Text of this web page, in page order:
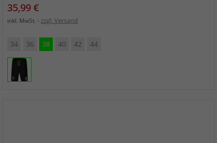
Preis
35,99 €
inkl. MwSt. zzgl. Versand
34 36 38 40 42 44